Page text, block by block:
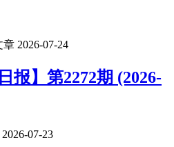
章 2026-07-24
报】第2272期 (2026-
2026-07-23